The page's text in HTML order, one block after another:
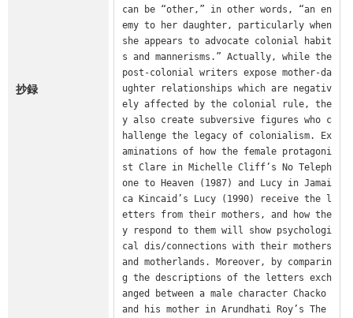
抄録
can be “other,” in other words, “an en
emy to her daughter, particularly when
she appears to advocate colonial habit
s and mannerisms.” Actually, while the
post-colonial writers expose mother-da
ughter relationships which are negativ
ely affected by the colonial rule, the
y also create subversive figures who c
hallenge the legacy of colonialism. Ex
aminations of how the female protagoni
st Clare in Michelle Cliff’s No Teleph
one to Heaven (1987) and Lucy in Jamai
ca Kincaid’s Lucy (1990) receive the l
etters from their mothers, and how the
y respond to them will show psychologi
cal dis/connections with their mothers
and motherlands. Moreover, by comparin
g the descriptions of the letters exch
anged between a male character Chacko
and his mother in Arundhati Roy’s The